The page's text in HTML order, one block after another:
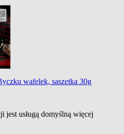
wafelek, saszetka 30g
jest usługą domyślną więcej